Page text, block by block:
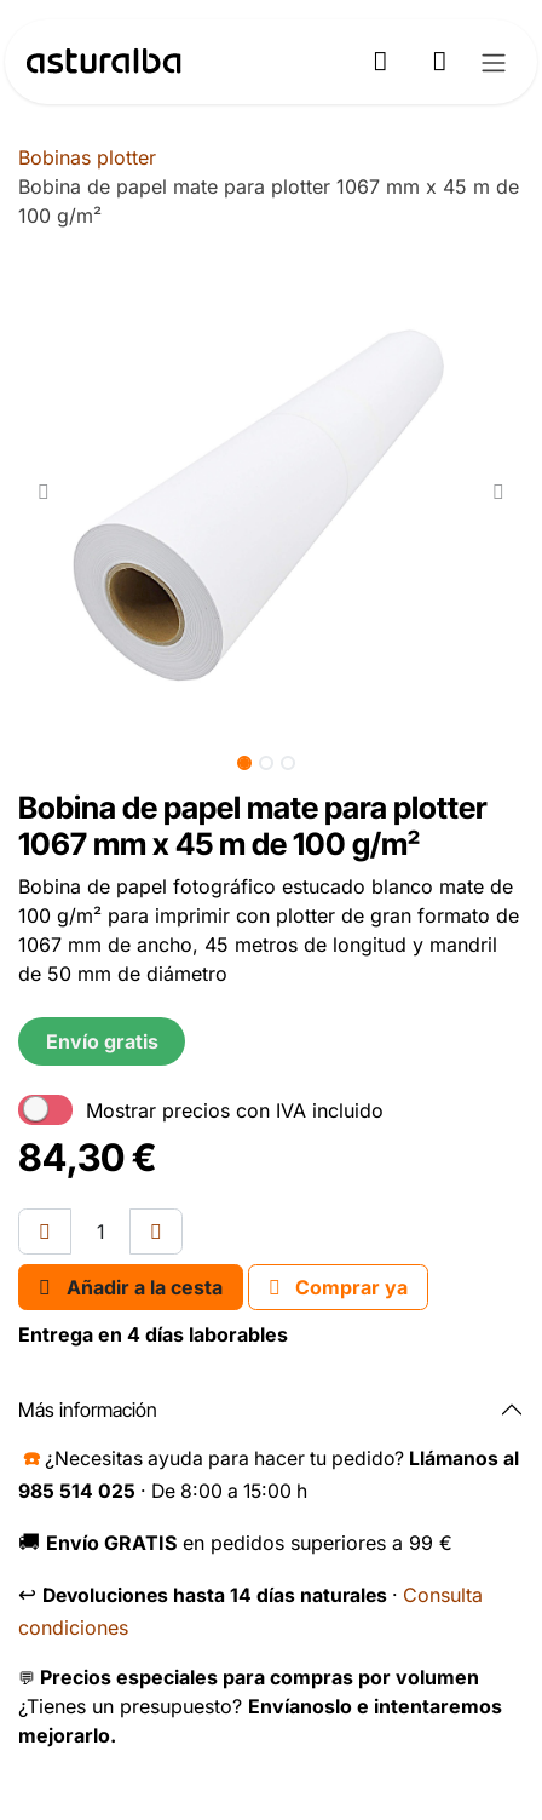
Bobinas plotter
Bobina de papel mate para plotter 1067 mm x 45 m de
100 g/m²
Bobina de papel mate para plotter
1067 mm x 45 m de 100 g/m²
Bobina de papel fotográfico estucado blanco mate de
100 g/m² para imprimir con plotter de gran formato de
1067 mm de ancho, 45 metros de longitud y mandril
de 50 mm de diámetro
Envío gratis
Mostrar precios con IVA incluido
84,30€
Añadir a la cesta
Comprar ya
Entrega en 4 días laborables
Más información
☎️ ¿Necesitas ayuda para hacer tu pedido? Llámanos al
985 514 025 · De 8:00 a 15:00 h
🚚 Envío GRATIS en pedidos superiores a 99 €
↩️ Devoluciones hasta 14 días naturales · Consulta
condiciones
💬 Precios especiales para compras por volumen
¿Tienes un presupuesto? Envíanoslo e intentaremos
mejorarlo.